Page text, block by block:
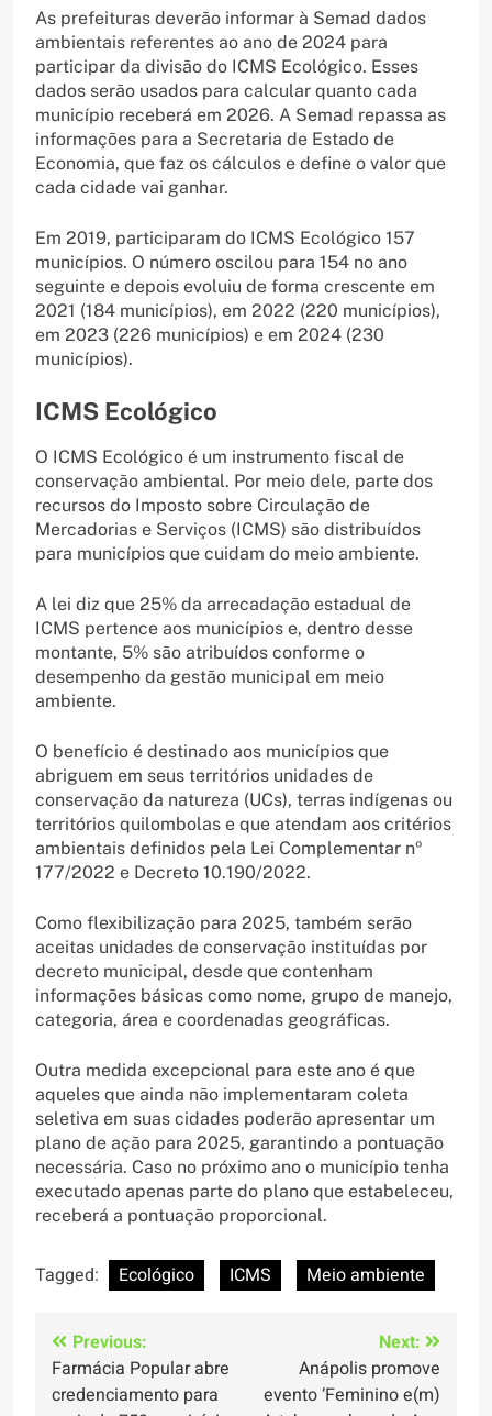
As prefeituras deverão informar à Semad dados
ambientais referentes ao ano de 2024 para
participar da divisão do ICMS Ecológico. Esses
dados serão usados para calcular quanto cada
município receberá em 2026. A Semad repassa as
informações para a Secretaria de Estado de
Economia, que faz os cálculos e define o valor que
cada cidade vai ganhar.
Em 2019, participaram do ICMS Ecológico 157
municípios. O número oscilou para 154 no ano
seguinte e depois evoluiu de forma crescente em
2021 (184 municípios), em 2022 (220 municípios),
em 2023 (226 municípios) e em 2024 (230
municípios).
ICMS Ecológico
O ICMS Ecológico é um instrumento fiscal de
conservação ambiental. Por meio dele, parte dos
recursos do Imposto sobre Circulação de
Mercadorias e Serviços (ICMS) são distribuídos
para municípios que cuidam do meio ambiente.
A lei diz que 25% da arrecadação estadual de
ICMS pertence aos municípios e, dentro desse
montante, 5% são atribuídos conforme o
desempenho da gestão municipal em meio
ambiente.
O benefício é destinado aos municípios que
abriguem em seus territórios unidades de
conservação da natureza (UCs), terras indígenas ou
territórios quilombolas e que atendam aos critérios
ambientais definidos pela Lei Complementar nº
177/2022 e Decreto 10.190/2022.
Como flexibilização para 2025, também serão
aceitas unidades de conservação instituídas por
decreto municipal, desde que contenham
informações básicas como nome, grupo de manejo,
categoria, área e coordenadas geográficas.
Outra medida excepcional para este ano é que
aqueles que ainda não implementaram coleta
seletiva em suas cidades poderão apresentar um
plano de ação para 2025, garantindo a pontuação
necessária. Caso no próximo ano o município tenha
executado apenas parte do plano que estabeleceu,
receberá a pontuação proporcional.
Tagged: Ecológico ICMS Meio ambiente
Navegação
de
Previous:
Farmácia Popular abre
credenciamento para
Next:
Anápolis promove
evento ‘Feminino e(m)